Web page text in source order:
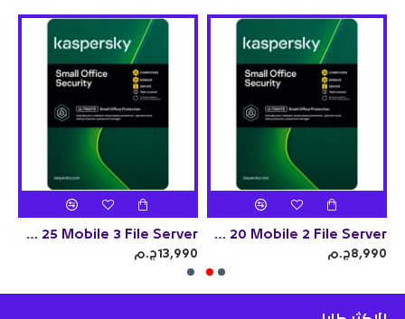
Kaspersky Small Office Security 1 year 20 PC 20 Mobile 2 File Server
8,990ج.م
Kaspersky Small Office Security 1 year 25 PC 25 Mobile 3 File Server
13,990ج.م